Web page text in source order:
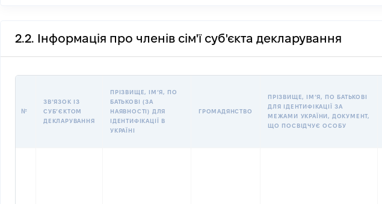
2.2. Інформація про членів сім'ї суб'єкта декларування
№
ЗВʼЯЗОК ІЗ
СУБʼЄКТОМ
ДЕКЛАРУВАННЯ
ПРІЗВИЩЕ, ІМʼЯ, ПО
БАТЬКОВІ (ЗА
НАЯВНОСТІ) ДЛЯ
ІДЕНТИФІКАЦІЇ В
УКРАЇНІ
ГРОМАДЯНСТВО
ПРІЗВИЩЕ, ІМʼЯ, ПО БАТЬКОВІ
ДЛЯ ІДЕНТИФІКАЦІЇ ЗА
МЕЖАМИ УКРАЇНИ, ДОКУМЕНТ,
ЩО ПОСВІДЧУЄ ОСОБУ